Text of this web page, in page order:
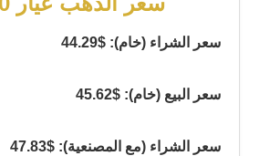
سعر الشراء (خام): $44.29
سعر البيع (خام): $45.62
سعر الشراء (مع المصنعية): $47.83